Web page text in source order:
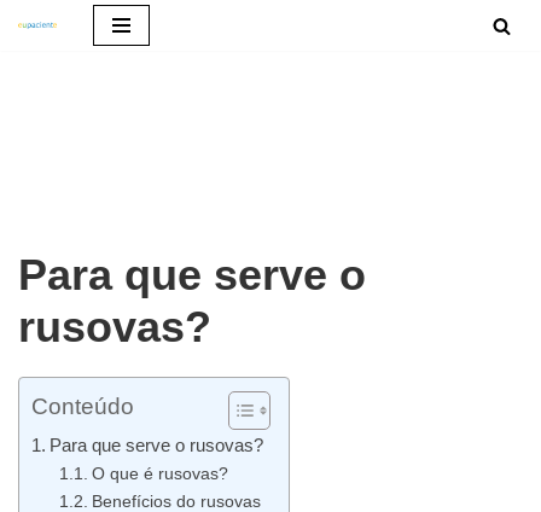
Para que serve o
rusovas?
Conteúdo
Para que serve o rusovas?
O que é rusovas?
Benefícios do rusovas